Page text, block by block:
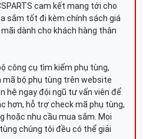
cam kết mang tới cho
sắm tốt đi kèm chính sách giá
dành cho khách hàng thân
công cụ tìm kiếm phụ tùng,
bộ phụ tùng trên website
hệ ngay đội ngũ tư vấn viên để
hơn, hỗ trợ check mã phụ tùng,
hoặc nhu cầu mua sắm. Mọi
chúng tôi đều có thể giải